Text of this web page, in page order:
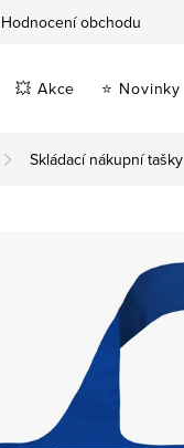
Hodnocení obchodu
💥 Akce ⭐ Novinky
Skládací nákupní tašky